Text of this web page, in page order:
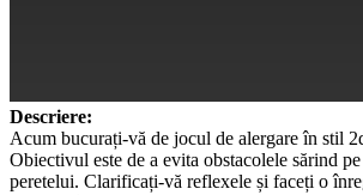
Descriere:
Acum bucurați-vă de jocul de alergare în stil
Obiectivul este de a evita obstacolele sărind
peretelui. Clarificați-vă reflexele și faceți o